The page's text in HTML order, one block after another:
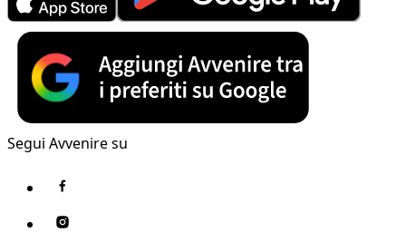
Segui Avvenire su